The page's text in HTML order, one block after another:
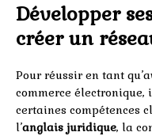
Développer
créer un
Pour réussir en tant
commerce
certaines compétences
l’anglais juridique, la